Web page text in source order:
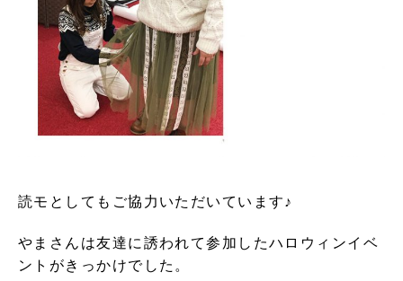
読モとしてもご協力いただいています♪
やまさんは友達に誘われて参加したハロウィンイベ
ントがきっかけでした。